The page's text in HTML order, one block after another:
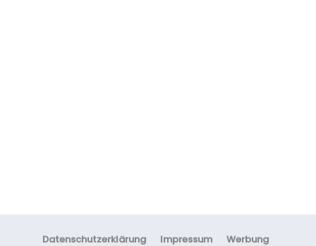
Datenschutzerklärung Impressum Werbung